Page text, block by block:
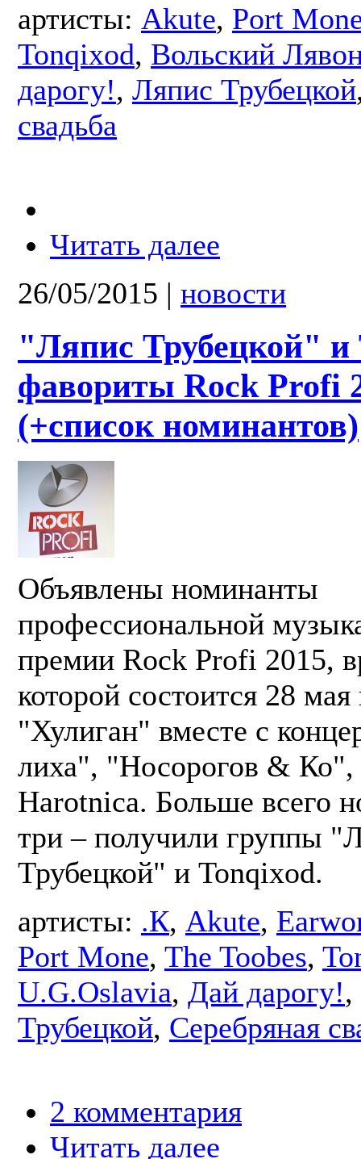
артисты: Akute, Port
Tonqixod, Вольский
дарогу!, Ляпис Трубецкой
свадьба
Читать далее
26/05/2015 | новости
"Ляпис Трубецкой" и
фавориты Rock Profi
(+список номинантов)
Объявлены номинанты
профессиональной
премии Rock Profi 2015,
которой состоится 28 мая
"Хулиган" вместе с
лиха", "Носорогов &
Harotnica. Больше всего
три – получили группы
Трубецкой" и Tonqixod.
артисты: .К, Akute,
Port Mone, The Toobes,
U.G.Oslavia, Дай дарогу!,
Трубецкой, Серебряная
2 комментария
Читать далее